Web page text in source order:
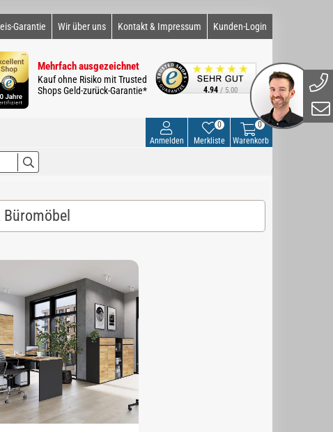
Garantie Wir über uns Kontakt & Impressum Kunden-Login
Mehrfach ausgezeichnet
Kauf ohne Risiko mit Trusted
Shops Geld-zurück-Garantie*
4.94 / 5.00
0
Warenkorb
Merkliste
0
Anmelden
0,00 (0 Bewertungen)